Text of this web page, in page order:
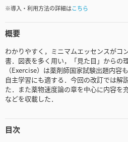
※導入・利用方法の詳細はこちら
概要
わかりやすく，ミニマムエッセンスがコ
書．図表を多く用い，「見た目」からの
（Exercise）は薬剤師国家試験出題内容
自主学習にも適する．今回の改訂では解
た．また薬物速度論の章を中心に内容を
などを収載した．
目次